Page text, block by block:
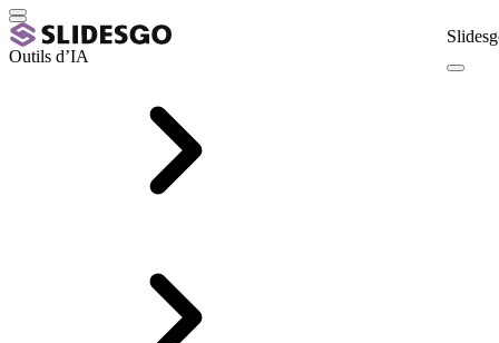
Outils d’IA